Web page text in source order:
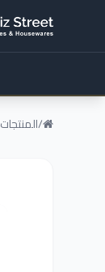
/المنتجات